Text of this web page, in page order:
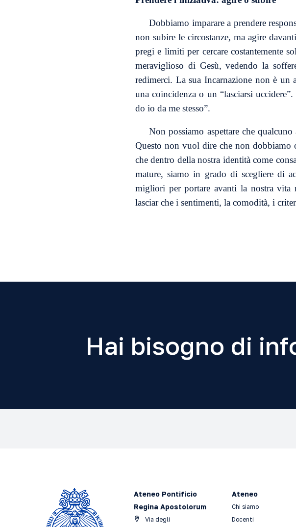
Dobbiamo imparare a prendere
non subire le circostanze, ma agire
pregi e limiti per cercare costantemente
meraviglioso di Gesù, vedendo la
redimerci. La sua Incarnazione non è un
una coincidenza o un “lasciarsi
do io da me stesso”.
Non possiamo aspettare che
Questo non vuol dire che non dobbiamo
che dentro della nostra identità come
mature, siamo in grado di scegliere di
migliori per portare avanti la nostra
lasciar che i sentimenti, la comodità, i
Hai bisogno di
Ateneo Pontificio
Regina Apostolorum
Via degli
Ateneo
Chi siamo
Docenti